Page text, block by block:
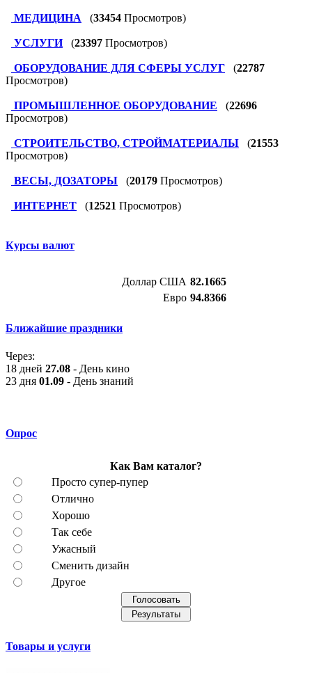
МЕДИЦИНА (33454 Просмотров)
УСЛУГИ (23397 Просмотров)
ОБОРУДОВАНИЕ ДЛЯ СФЕРЫ УСЛУГ (22787
Просмотров)
ПРОМЫШЛЕННОЕ ОБОРУДОВАНИЕ (22696
Просмотров)
СТРОИТЕЛЬСТВО, СТРОЙМАТЕРИАЛЫ (21553
Просмотров)
ВЕСЫ, ДОЗАТОРЫ (20179 Просмотров)
ИНТЕРНЕТ (12521 Просмотров)
Курсы валют
Доллар США 82.1665
Евро 94.8366
Ближайшие праздники
Через:
18 дней 27.08 - День кино
23 дня 01.09 - День знаний
Опрос
Как Вам каталог?
Просто супер-пупер
Отлично
Хорошо
Так себе
Ужасный
Сменить дизайн
Другое
Товары и услуги